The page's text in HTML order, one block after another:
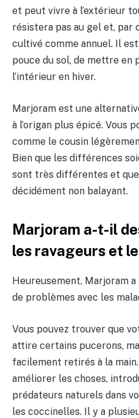
et peut vivre à l’extérieur
résistera pas au gel et, par
cultivé comme annuel. Il
pouce du sol, de mettre en
l’intérieur en hiver.
Marjoram est une
à l’origan plus épicé. Vous
comme le cousin
Bien que les différences
sont très différentes et
décidément non balayant.
Marjoram a-t-il
les ravageurs et
Heureusement, Marjoram
de problèmes avec les
Vous pouvez trouver que
attire certains pucerons,
facilement retirés à la
améliorer les choses,
prédateurs naturels dans
les coccinelles. Il y a